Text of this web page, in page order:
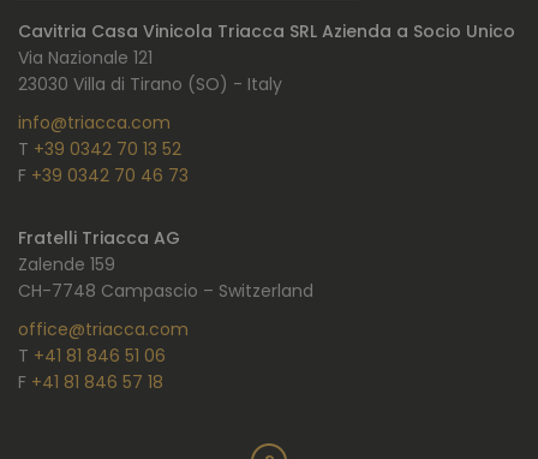
Cavitria Casa Vinicola Triacca SRL Azienda a Socio Unico
Via Nazionale 121
23030 Villa di Tirano (SO) - Italy
info@triacca.com
T +39 0342 70 13 52
F +39 0342 70 46 73
Fratelli Triacca AG
Zalende 159
CH-7748 Campascio – Switzerland
office@triacca.com
T +41 81 846 51 06
F +41 81 846 57 18